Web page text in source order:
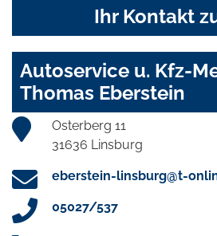
Ihr Kontakt
Autoservice u. Kfz-
Thomas Eberstein
Osterberg 11
31636 Linsburg
eberstein-linsburg@t-
05027/537